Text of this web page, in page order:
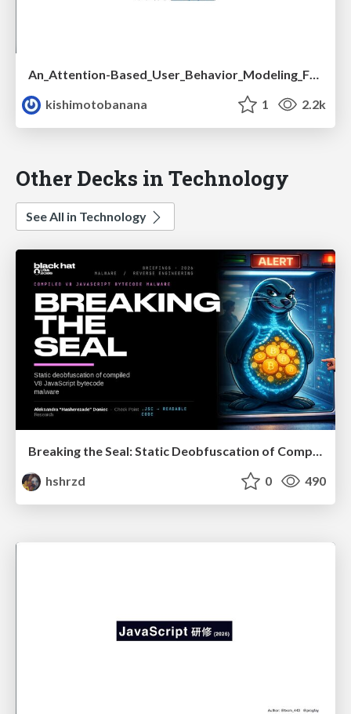
An_Attention-Based_User_Behavior_Modeling_Framework_for_Recommendation.pdf
kishimotobanana
1 2.2k
Other Decks in Technology
See All in Technology
Breaking the Seal: Static Deobfuscation of Compiled V8 JavaScript Bytecode Malware
hshrzd
0 490